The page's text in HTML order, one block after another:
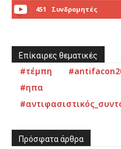
451 Συνδρομητές
Επίκαιρες θεματικές
#τέμπη
#ηπα
Πρόσφατα άρθρα